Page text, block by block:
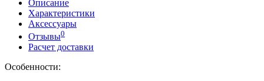
Описание
Характеристики
Аксессуары
Отзывы0
Расчет доставки
Особенности: